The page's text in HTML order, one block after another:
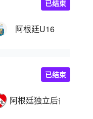
阿根廷U16
已结束
阿根廷独立后备队
已结束